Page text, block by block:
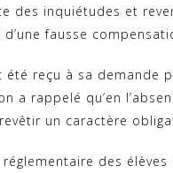
des inquiétudes et
d’une fausse
été reçu à sa
a rappelé qu’en
un caractère
réglementaire des